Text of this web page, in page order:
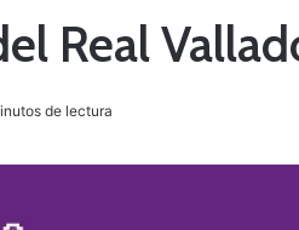
Real
de lectura